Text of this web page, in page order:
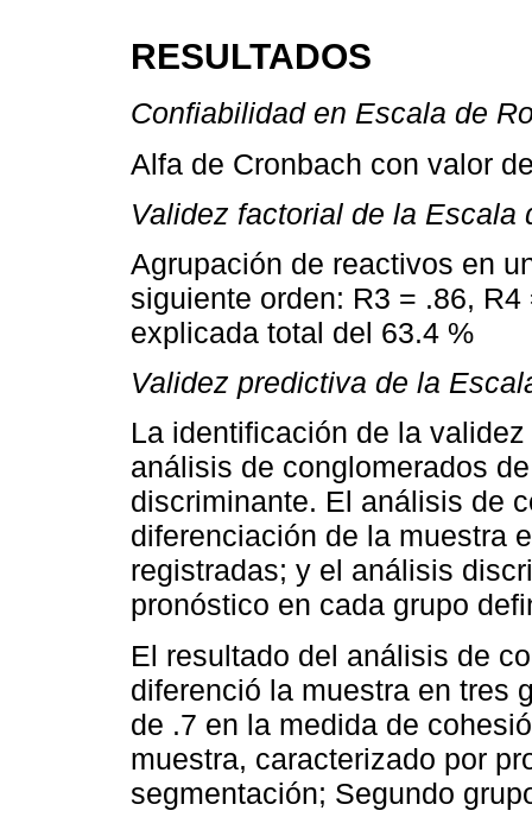
RESULTADOS
Confiabilidad en Escala de
Alfa de Cronbach con valor
Validez factorial de la
Agrupación de reactivos en
siguiente orden: R3 = .86,
explicada total del 63.4 %
Validez predictiva de la
La identificación de la
análisis de conglomerados
discriminante. El análisis de
diferenciación de la muestra
registradas; y el análisis
pronóstico en cada grupo
El resultado del análisis de
diferenció la muestra en tres
de .7 en la medida de
muestra, caracterizado por
segmentación; Segundo